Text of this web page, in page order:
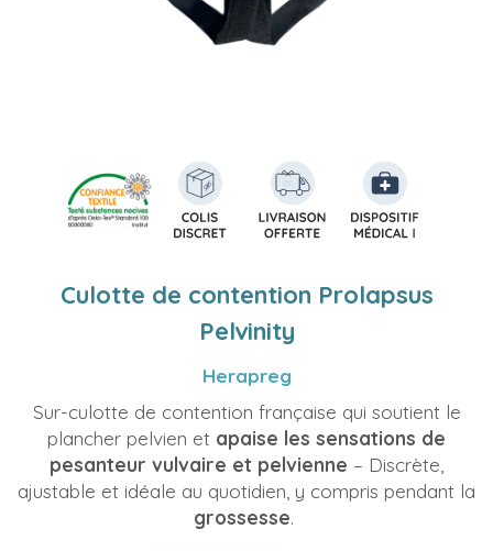
Culotte de contention Prolapsus
Pelvinity
Herapreg
Sur-culotte de contention française qui soutient le
plancher pelvien et apaise les sensations de
pesanteur vulvaire et pelvienne – Discrète,
ajustable et idéale au quotidien, y compris pendant la
grossesse.